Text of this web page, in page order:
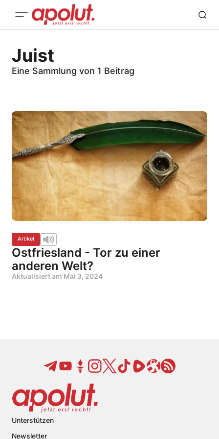
Juist
Eine Sammlung von 1 Beitrag
Artikel
Ostfriesland - Tor zu einer
anderen Welt?
Aktualisiert am Mai 3, 2024
Unterstützen
Newsletter